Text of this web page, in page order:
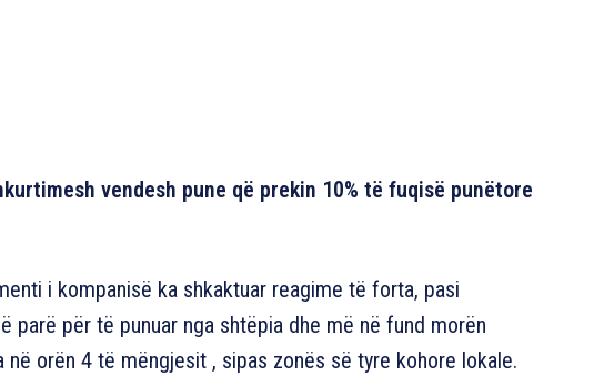
vendesh pune që prekin 10% të fuqisë punëtore
i kompanisë ka shkaktuar reagime të forta, pasi
parë për të punuar nga shtëpia dhe më në fund morën
në orën 4 të mëngjesit , sipas zonës së tyre kohore lokale.